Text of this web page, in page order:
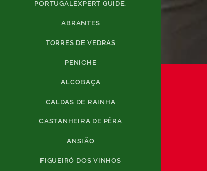
PORTUGALEXPERT GUIDE.
ABRANTES
TORRES DE VEDRAS
PENICHE
ALCOBAÇA
CALDAS DE RAINHA
CASTANHEIRA DE PÊRA
ANSIÃO
FIGUEIRÓ DOS VINHOS